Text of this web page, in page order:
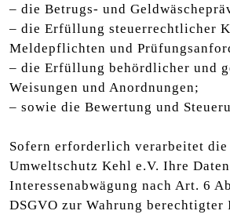
– die Betrugs- und
– die Erfüllung steuerrechtlicher
Meldepflichten und
– die Erfüllung behördlicher und
Weisungen und Anordnungen;
– sowie die Bewertung und
Sofern erforderlich verarbeitet
Umweltschutz Kehl e.V. Ihre
Interessenabwägung nach Art. 6
DSGVO zur Wahrung berechtigter